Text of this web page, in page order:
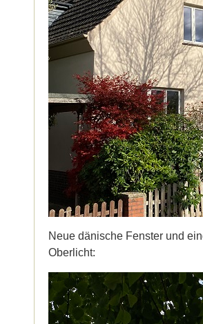
Neue dänische Fenster und
Oberlicht: